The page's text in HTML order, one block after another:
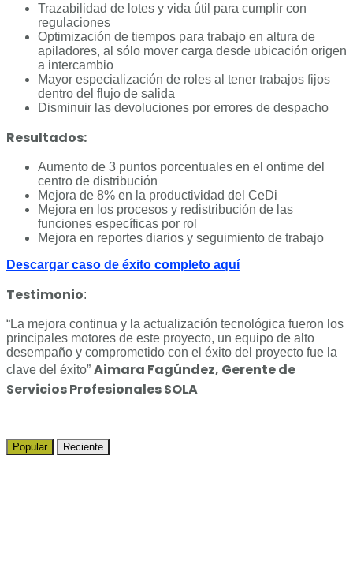
Trazabilidad de lotes y vida útil para cumplir con
regulaciones
Optimización de tiempos para trabajo en altura de
apiladores, al sólo mover carga desde ubicación origen
a intercambio
Mayor especialización de roles al tener trabajos fijos
dentro del flujo de salida
Disminuir las devoluciones por errores de despacho
Resultados:
Aumento de 3 puntos porcentuales en el ontime del
centro de distribución
Mejora de 8% en la productividad del CeDi
Mejora en los procesos y redistribución de las
funciones específicas por rol
Mejora en reportes diarios y seguimiento de trabajo
Descargar caso de éxito completo aquí
Testimonio:
“La mejora continua y la actualización tecnológica fueron los
principales motores de este proyecto, un equipo de alto
desempaño y comprometido con el éxito del proyecto fue la
clave del éxito” Aimara Fagúndez, Gerente de
Servicios Profesionales SOLA
Popular Reciente